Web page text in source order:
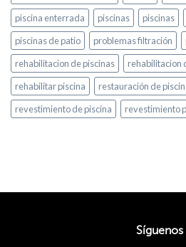
piscina enterrada
piscinas piscinas
piscinas de patio
problemas filtración
rehabilitacion de piscinas
rehabilitacion
rehabilitar piscina
restauración de
revestimiento de piscina
revestimiento
Síguenos